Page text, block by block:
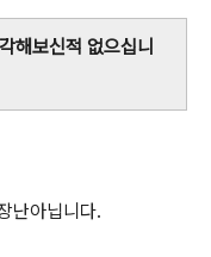
해보신적 없으십니
난아닙니다.